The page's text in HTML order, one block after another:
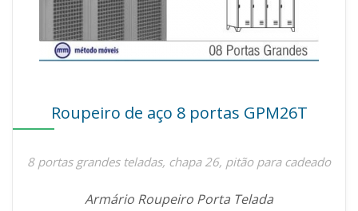
Roupeiro de aço 8 portas GPM26T
8 portas grandes teladas, chapa 26, pitão para cadeado
Armário Roupeiro Porta Telada